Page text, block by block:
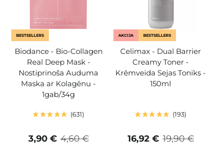
BESTSELLERS
Biodance - Bio-Collagen
Real Deep Mask -
Nostiprinoša Auduma
Maska ar Kolagēnu -
1gab/34g
631
4,60 €
3,90 €
AKCIJA BESTSELLERS
Celimax - Dual Barrier
Creamy Toner -
Krēmveida Sejas Toniks -
150ml
193
19,90 €
16,92 €